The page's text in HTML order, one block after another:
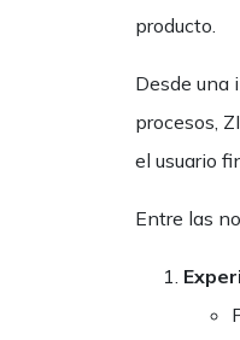
producto.
Desde una
procesos,
el usuario
Entre las